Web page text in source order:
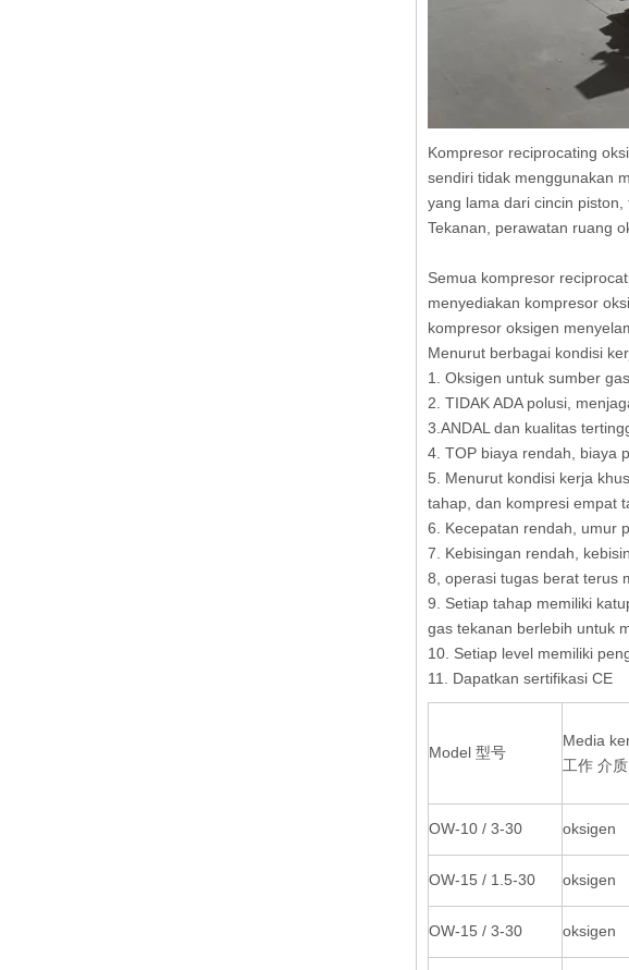
Kompresor reciprocating
sendiri tidak menggunakan
yang lama dari cincin
Tekanan, perawatan ruang
Semua kompresor
menyediakan kompresor
kompresor oksigen
Menurut berbagai kondisi
1. Oksigen untuk sumber
2. TIDAK ADA polusi,
3.ANDAL dan kualitas
4. TOP biaya rendah, biaya
5. Menurut kondisi kerja
tahap, dan kompresi empat
6. Kecepatan rendah, umur
7. Kebisingan rendah,
8, operasi tugas berat terus
9. Setiap tahap memiliki
gas tekanan berlebih untuk
10. Setiap level memiliki
11. Dapatkan sertifikasi CE
Model 型号
Media
工作 介质
OW-10 / 3-30 oksigen
OW-15 / 1.5-30 oksigen
OW-15 / 3-30 oksigen